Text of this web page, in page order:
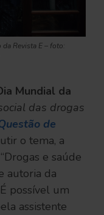
Revista E – foto:
Mundial da
das drogas
de
o tema, a
e saúde
autoria da
possível um
assistente